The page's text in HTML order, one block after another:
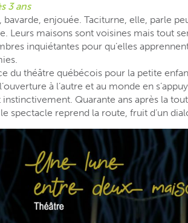
3 ans
bavarde, enjouée. Taciturne, elle, parle
Leurs maisons sont voisines mais tout
inquiétantes pour qu’elles
du théâtre québécois pour la petite
à l’autre et au monde en
instinctivement. Quarante ans après la
spectacle reprend la route, fruit d’un